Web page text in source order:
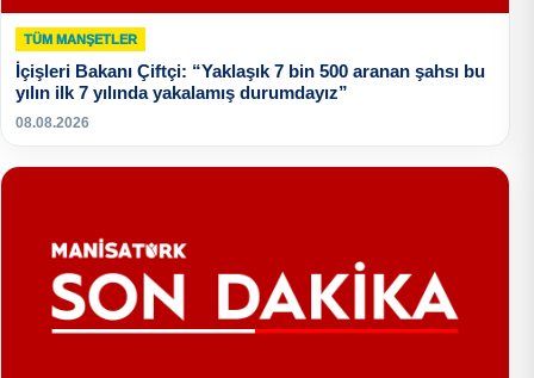
TÜM MANŞETLER
İçişleri Bakanı Çiftçi: “Yaklaşık 7 bin 500 aranan şahsı bu
yılın ilk 7 yılında yakalamış durumdayız”
08.08.2026